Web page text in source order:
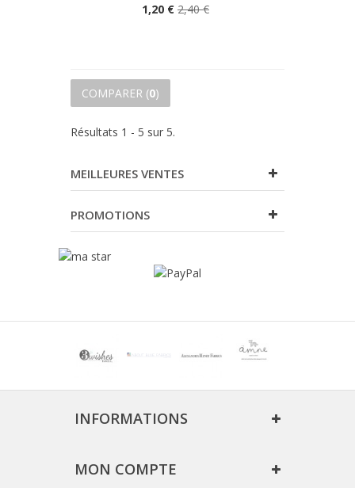
1,20 € 2,40 €
COMPARER (0)
Résultats 1 - 5 sur 5.
MEILLEURES VENTES
PROMOTIONS
INFORMATIONS
MON COMPTE